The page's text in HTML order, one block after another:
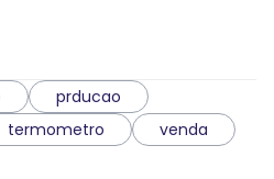
prducao
termometro venda